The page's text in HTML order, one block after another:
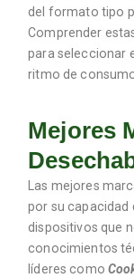
del formato tipo
Comprender
para seleccionar
ritmo de
Mejores
Las mejores
por su
dispositivos que
conocimientos
líderes como